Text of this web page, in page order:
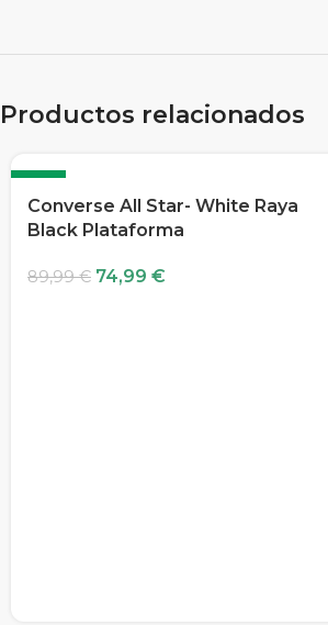
Productos relacionados
-17%
Converse All Star- White Raya
Black Plataforma
89,99€ 74,99 €